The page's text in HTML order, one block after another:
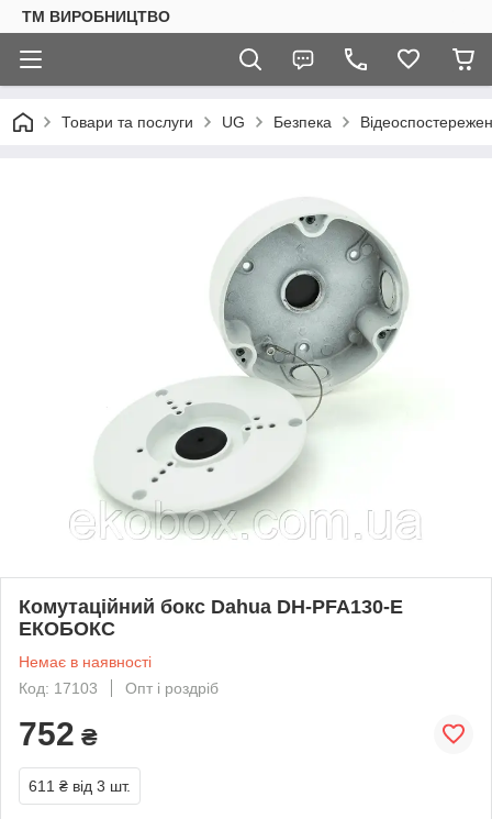
ТМ ВИРОБНИЦТВО
Товари та послуги UG Безпека
Комутаційний бокс Dahua DH-PFA130-E
ЕКОБОКС
Немає в наявності
Код: 17103
Опт і роздріб
752 ₴
611 ₴ від 3 шт.